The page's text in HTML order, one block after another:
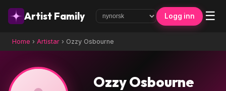
Artist Family Logg inn ☰
Home › Artistar › Ozzy Osbourne
Ozzy Osbourne